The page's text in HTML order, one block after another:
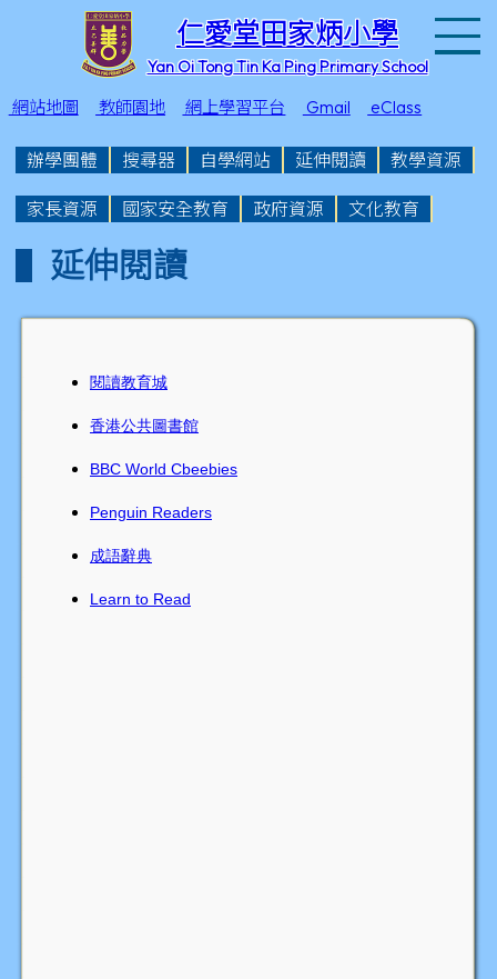
仁愛堂田家炳小學
Yan Oi Tong Tin Ka Ping Primary School
網站地圖 教師園地 網上學習平台 Gmail eClass
辦學團體 搜尋器 自學網站 延伸閱讀 教學資源
家長資源 國家安全教育 政府資源 文化教育
延伸閱讀
閱讀教育城
香港公共圖書館
BBC World Cbeebies
Penguin Readers
成語辭典
Learn to Read